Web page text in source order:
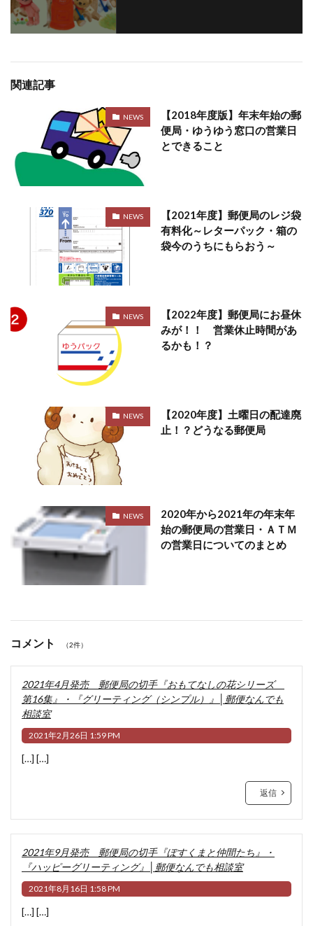
関連記事
NEWS
【2018年度版】年末年始の郵
便局・ゆうゆう窓口の営業日
とできること
NEWS
【2021年度】郵便局のレジ袋
有料化～レターパック・箱の
袋今のうちにもらおう～
NEWS
【2022年度】郵便局にお昼休
みが！！ 営業休止時間があ
るかも！？
NEWS
【2020年度】土曜日の配達廃
止！？どうなる郵便局
NEWS
2020年から2021年の年末年
始の郵便局の営業日・ＡＴＭ
の営業日についてのまとめ
コメント （2件）
2021年4月発売 郵便局の切手『おもてなしの花シリーズ
第16集』・『グリーティング（シンプル）』│郵便なんでも
相談室
2021年2月26日 1:59 PM
[…] […]
返信
2021年9月発売 郵便局の切手『ぽすくまと仲間たち』・
『ハッピーグリーティング』│郵便なんでも相談室
2021年8月16日 1:58 PM
[…] […]